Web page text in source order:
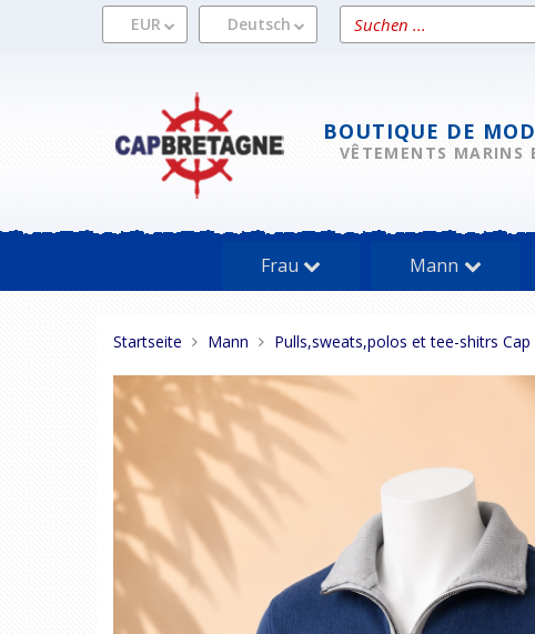
EUR Deutsch
Ein
Produkt
BOUTIQUE DE
VÊTEMENTS MARINS
Frau Mann
Sie
hier:
Startseite Mann Pulls,sweats,polos et tee-shitrs Cap